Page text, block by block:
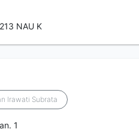
NAU K
Irawati Subrata
1